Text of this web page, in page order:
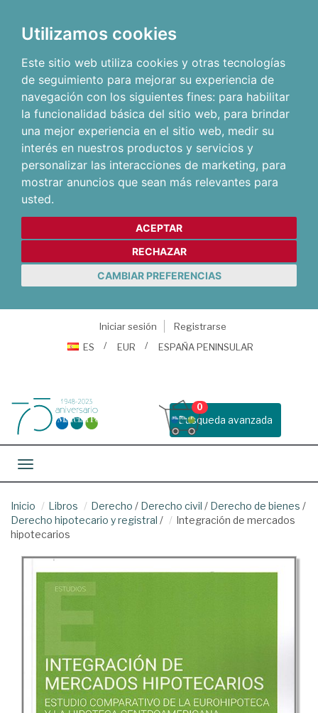
Utilizamos cookies
Este sitio web utiliza cookies y otras tecnologías
de seguimiento para mejorar su experiencia de
navegación con los siguientes fines: para habilitar
la funcionalidad básica del sitio web, para brindar
una mejor experiencia en el sitio web, medir su
interés en nuestros productos y servicios y
personalizar las interacciones de marketing, para
mostrar anuncios que sean más relevantes para
usted.
ACEPTAR
RECHAZAR
CAMBIAR PREFERENCIAS
Iniciar sesión
Registrarse
ES
EUR ESPAÑA PENINSULAR
Busqueda avanzada
0
Toggle navigation
Inicio Libros Derecho / Derecho civil / Derecho de bienes /
Derecho hipotecario y registral /
Integración de mercados
hipotecarios